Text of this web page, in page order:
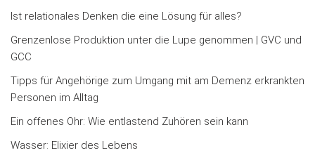
Ist relationales Denken die eine Lösung für alles?
Grenzenlose Produktion unter die Lupe genommen | GVC und
GCC
Tipps für Angehörige zum Umgang mit am Demenz erkrankten
Personen im Alltag
Ein offenes Ohr: Wie entlastend Zuhören sein kann
Wasser: Elixier des Lebens